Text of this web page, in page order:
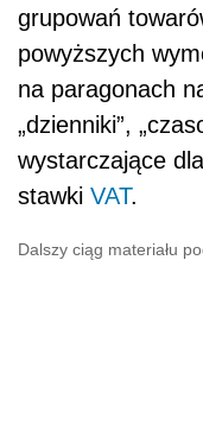
grupowań
powyższych
na paragonach
„dzienniki”,
wystarczające
stawki VAT.
Dalszy ciąg materiału